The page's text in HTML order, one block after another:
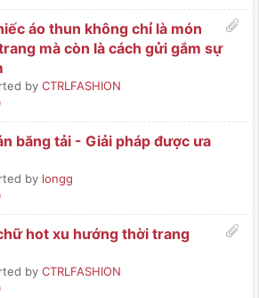
áo thun không chỉ là món
mà còn là cách gửi gắm sự
by CTRLFASHION
băng tải - Giải pháp được ưa
by longg
hot xu hướng thời trang
by CTRLFASHION